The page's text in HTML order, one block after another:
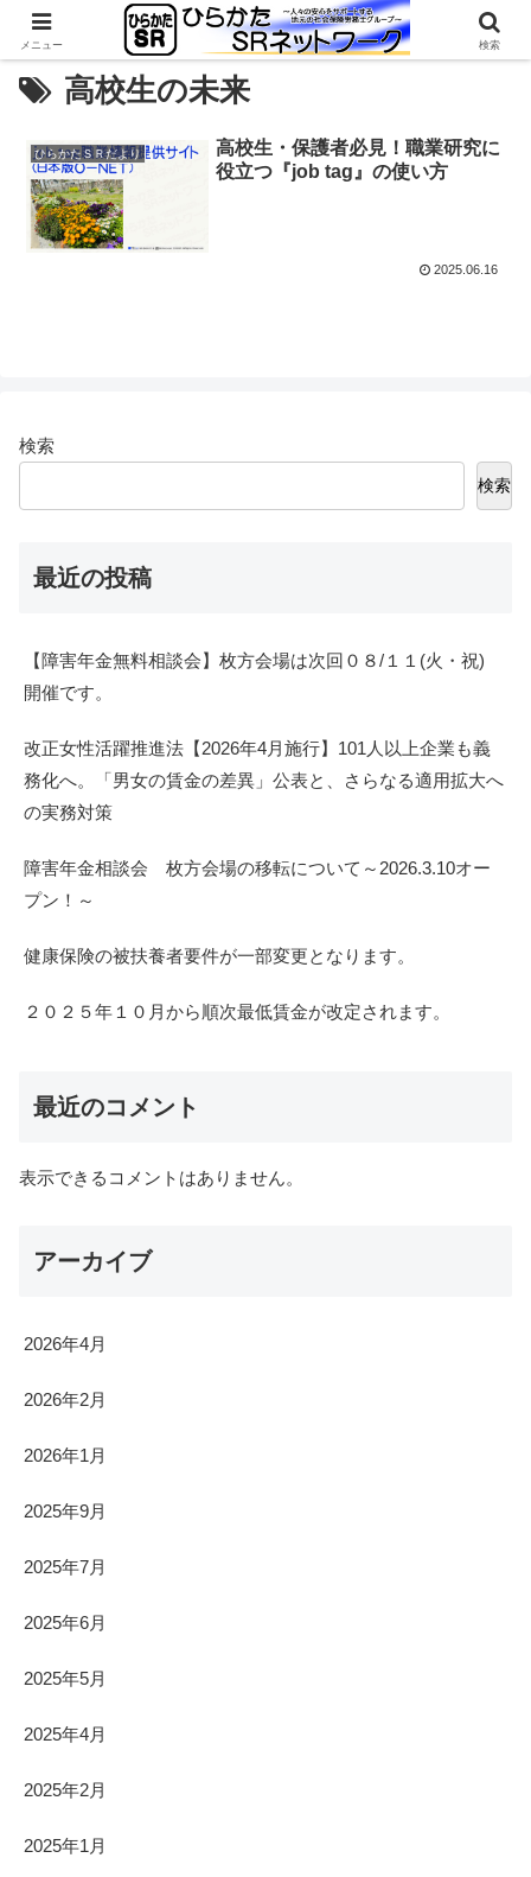
高校生の未来
ひらかたＳＲだより
高校生・保護者必見！職業研究に
役立つ『job tag』の使い方
2025.06.16
検索
検索
最近の投稿
【障害年金無料相談会】枚方会場は次回０８/１１(火・祝)
開催です。
改正女性活躍推進法【2026年4月施行】101人以上企業も義
務化へ。「男女の賃金の差異」公表と、さらなる適用拡大へ
の実務対策
障害年金相談会 枚方会場の移転について～2026.3.10オー
プン！～
健康保険の被扶養者要件が一部変更となります。
２０２５年１０月から順次最低賃金が改定されます。
最近のコメント
表示できるコメントはありません。
アーカイブ
2026年4月
2026年2月
2026年1月
2025年9月
2025年7月
2025年6月
2025年5月
2025年4月
2025年2月
2025年1月
メニュー 検索